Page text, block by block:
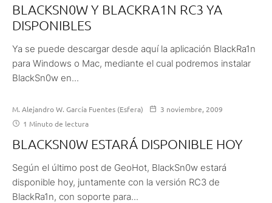
BLACKSN0W Y BLACKRA1N RC3 YA
DISPONIBLES
Ya se puede descargar desde aquí la aplicación BlackRa1n
para Windows o Mac, mediante el cual podremos instalar
BlackSn0w en...
M. Alejandro W. García Fuentes (Esfera)
3 noviembre, 2009
1 Minuto de lectura
BLACKSN0W ESTARÁ DISPONIBLE HOY
Según el último post de GeoHot, BlackSn0w estará
disponible hoy, juntamente con la versión RC3 de
BlackRa1n, con soporte para...